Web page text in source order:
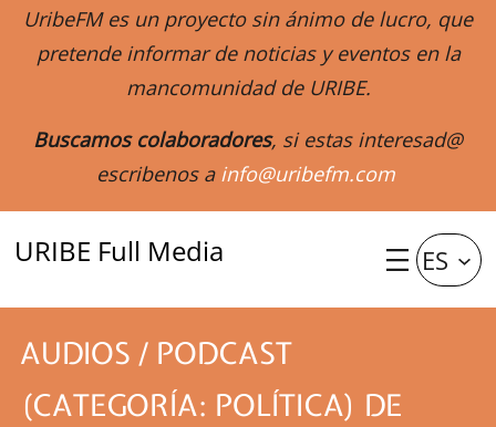
UribeFM es un proyecto sin ánimo de lucro, que
pretende informar de noticias y eventos en la
mancomunidad de URIBE.
Buscamos colaboradores, si estas interesad@
escribenos a info@uribefm.com
URIBE Full Media ES
AUDIOS / PODCAST
(CATEGORÍA: POLÍTICA) DE